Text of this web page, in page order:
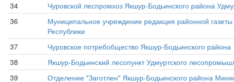
34 Чуровской леспромхоз Якшур-Бодьинского района
36
Муниципальное учреждение редакция районной
Республики
37 Чуровское потребобщество Якшур-Бодьинского района
38
Якшур-Бодьинский лесопункт Удмуртского
39
Отделение "Заготлен" Якшур-Бодьинского района